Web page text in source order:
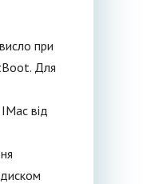
при
Для
від